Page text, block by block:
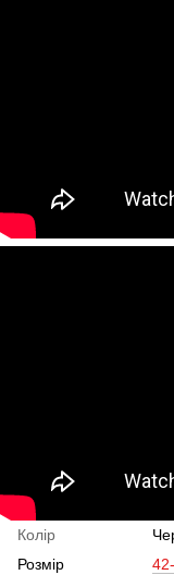
Колір
Розмір